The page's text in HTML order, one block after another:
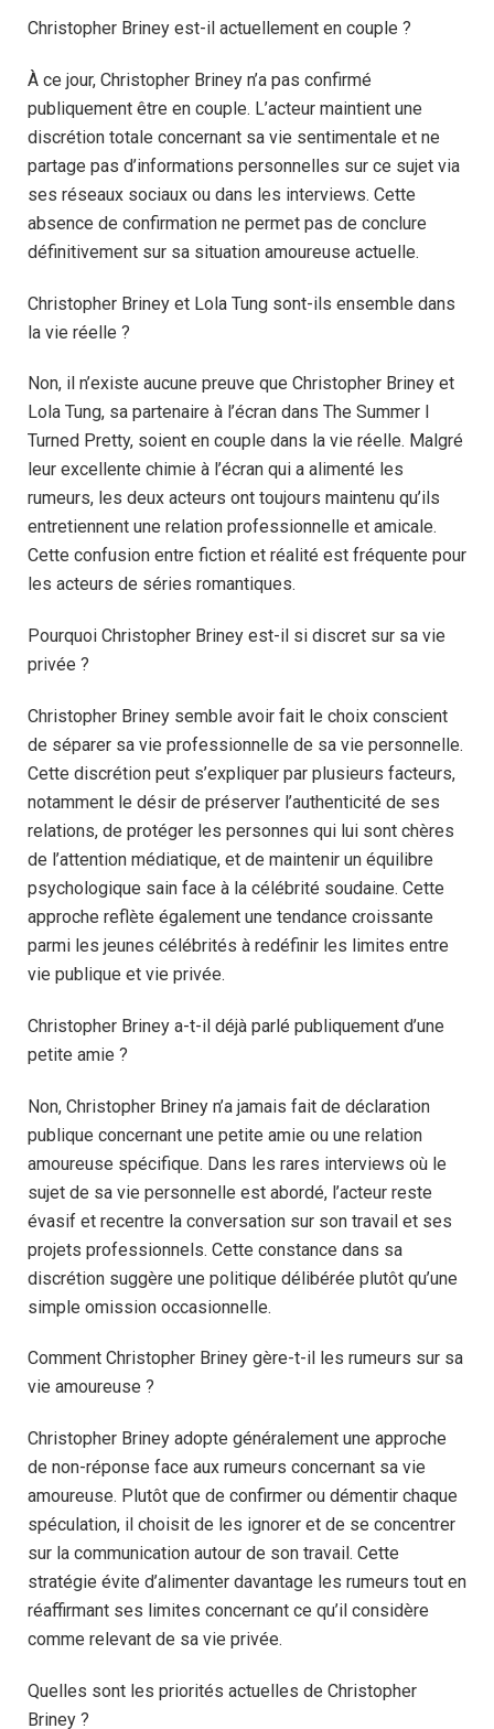
Christopher Briney est-il actuellement en couple ?
À ce jour, Christopher Briney n’a pas confirmé
publiquement être en couple. L’acteur maintient une
discrétion totale concernant sa vie sentimentale et ne
partage pas d’informations personnelles sur ce sujet via
ses réseaux sociaux ou dans les interviews. Cette
absence de confirmation ne permet pas de conclure
définitivement sur sa situation amoureuse actuelle.
Christopher Briney et Lola Tung sont-ils ensemble dans
la vie réelle ?
Non, il n’existe aucune preuve que Christopher Briney et
Lola Tung, sa partenaire à l’écran dans The Summer I
Turned Pretty, soient en couple dans la vie réelle. Malgré
leur excellente chimie à l’écran qui a alimenté les
rumeurs, les deux acteurs ont toujours maintenu qu’ils
entretiennent une relation professionnelle et amicale.
Cette confusion entre fiction et réalité est fréquente pour
les acteurs de séries romantiques.
Pourquoi Christopher Briney est-il si discret sur sa vie
privée ?
Christopher Briney semble avoir fait le choix conscient
de séparer sa vie professionnelle de sa vie personnelle.
Cette discrétion peut s’expliquer par plusieurs facteurs,
notamment le désir de préserver l’authenticité de ses
relations, de protéger les personnes qui lui sont chères
de l’attention médiatique, et de maintenir un équilibre
psychologique sain face à la célébrité soudaine. Cette
approche reflète également une tendance croissante
parmi les jeunes célébrités à redéfinir les limites entre
vie publique et vie privée.
Christopher Briney a-t-il déjà parlé publiquement d’une
petite amie ?
Non, Christopher Briney n’a jamais fait de déclaration
publique concernant une petite amie ou une relation
amoureuse spécifique. Dans les rares interviews où le
sujet de sa vie personnelle est abordé, l’acteur reste
évasif et recentre la conversation sur son travail et ses
projets professionnels. Cette constance dans sa
discrétion suggère une politique délibérée plutôt qu’une
simple omission occasionnelle.
Comment Christopher Briney gère-t-il les rumeurs sur sa
vie amoureuse ?
Christopher Briney adopte généralement une approche
de non-réponse face aux rumeurs concernant sa vie
amoureuse. Plutôt que de confirmer ou démentir chaque
spéculation, il choisit de les ignorer et de se concentrer
sur la communication autour de son travail. Cette
stratégie évite d’alimenter davantage les rumeurs tout en
réaffirmant ses limites concernant ce qu’il considère
comme relevant de sa vie privée.
Quelles sont les priorités actuelles de Christopher
Briney ?